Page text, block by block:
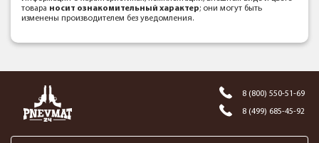
товара носит ознакомительный характер; они могут быть
изменены производителем без уведомления.
8 (800) 550-51-69
8 (499) 685-45-92